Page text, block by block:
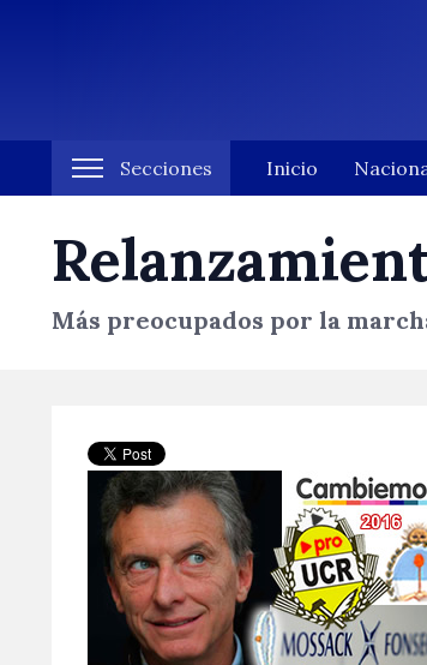
Secciones Inicio
Más preocupados por la